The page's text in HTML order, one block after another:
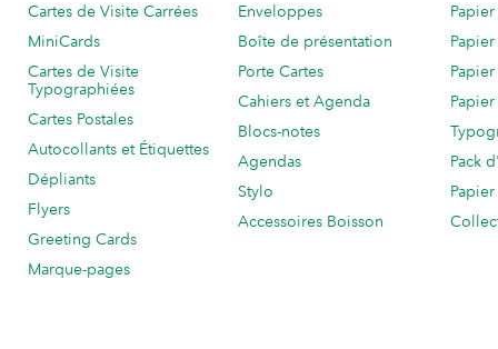
Cartes de Visite Carrées
MiniCards
Cartes de Visite
Typographiées
Cartes Postales
Autocollants et Étiquettes
Dépliants
Flyers
Greeting Cards
Marque-pages
Enveloppes
Boîte de présentation
Porte Cartes
Cahiers et Agenda
Blocs-notes
Agendas
Stylo
Accessoires Boisson
Pack